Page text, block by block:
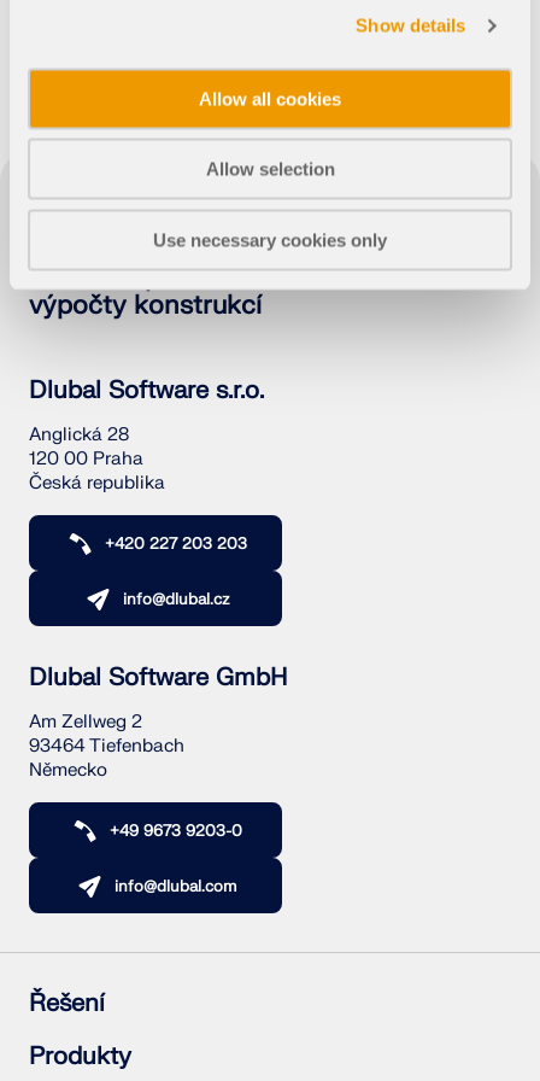
Show details
Allow all cookies
Allow selection
Use necessary cookies only
Index
Aplikace
Příklady
MKP pro ocelové spoje
Navrhujte a analyzujte ocelové spoje pomocí
CBFEM, v souladu s EN 1993‑1‑8 a AISC 360, plně
integrované v programu RFEM 6 pro rychlejší a
přesnější konstrukční pracovní postupy.
VÍCE INFORMACÍ
Nástroj Geo-zóny
Online služba Dlubal poskytuje mapy oblastí pro
rychlé stanovení sněhových zatížení, rychlostí větru
a seizmických údajů.
Software pro navrhování a statické
výpočty konstrukcí
Dlubal Software s.r.o.
Anglická 28
120 00 Praha
Česká republika
+420 227 203 203
info@dlubal.cz
Dlubal Software GmbH
Am Zellweg 2
93464 Tiefenbach
Německo
+49 9673 9203-0
info@dlubal.com
Řešení
Železobetonové konstrukce
Ocelové konstrukce
Produkty